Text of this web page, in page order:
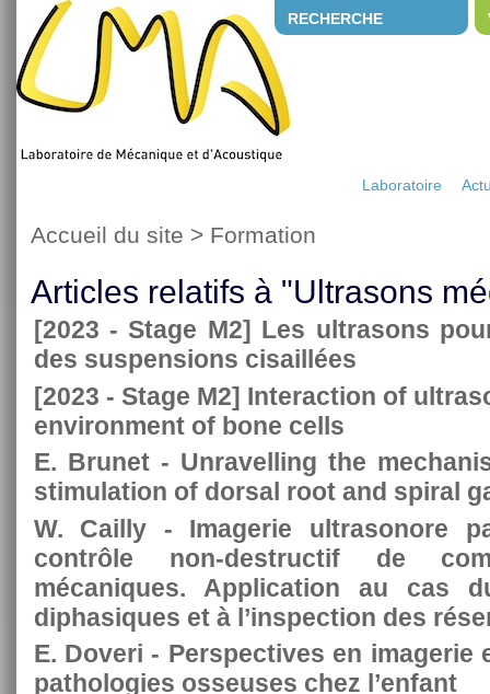
RECHERCHE
Laboratoire
Accueil du site > Formation
Articles relatifs à "Ultrasons
[2023 - Stage M2] Les ultrasons
des suspensions cisaillées
[2023 - Stage M2] Interaction of
environment of bone cells
E. Brunet - Unravelling the
stimulation of dorsal root and spiral
W. Cailly - Imagerie ultrasonore
contrôle non-destructif de
mécaniques. Application au cas
diphasiques et à l’inspection des
E. Doveri - Perspectives en
pathologies osseuses chez l’enfant